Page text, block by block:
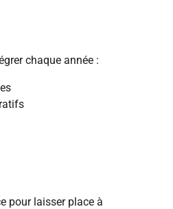
chaque année :
pour laisser place à